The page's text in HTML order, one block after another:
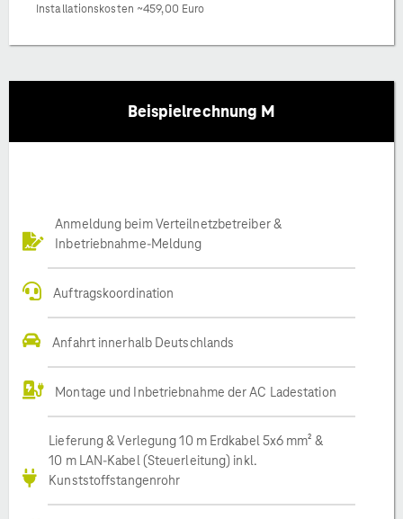
Installationskosten ~459,00 Euro
Beispielrechnung M
Anmeldung beim Verteilnetzbetreiber &
Inbetriebnahme-Meldung
Auftragskoordination
Anfahrt innerhalb Deutschlands
Montage und Inbetriebnahme der AC Ladestation
Lieferung & Verlegung 10 m Erdkabel 5x6 mm² &
10 m LAN-Kabel (Steuerleitung) inkl.
Kunststoffstangenrohr